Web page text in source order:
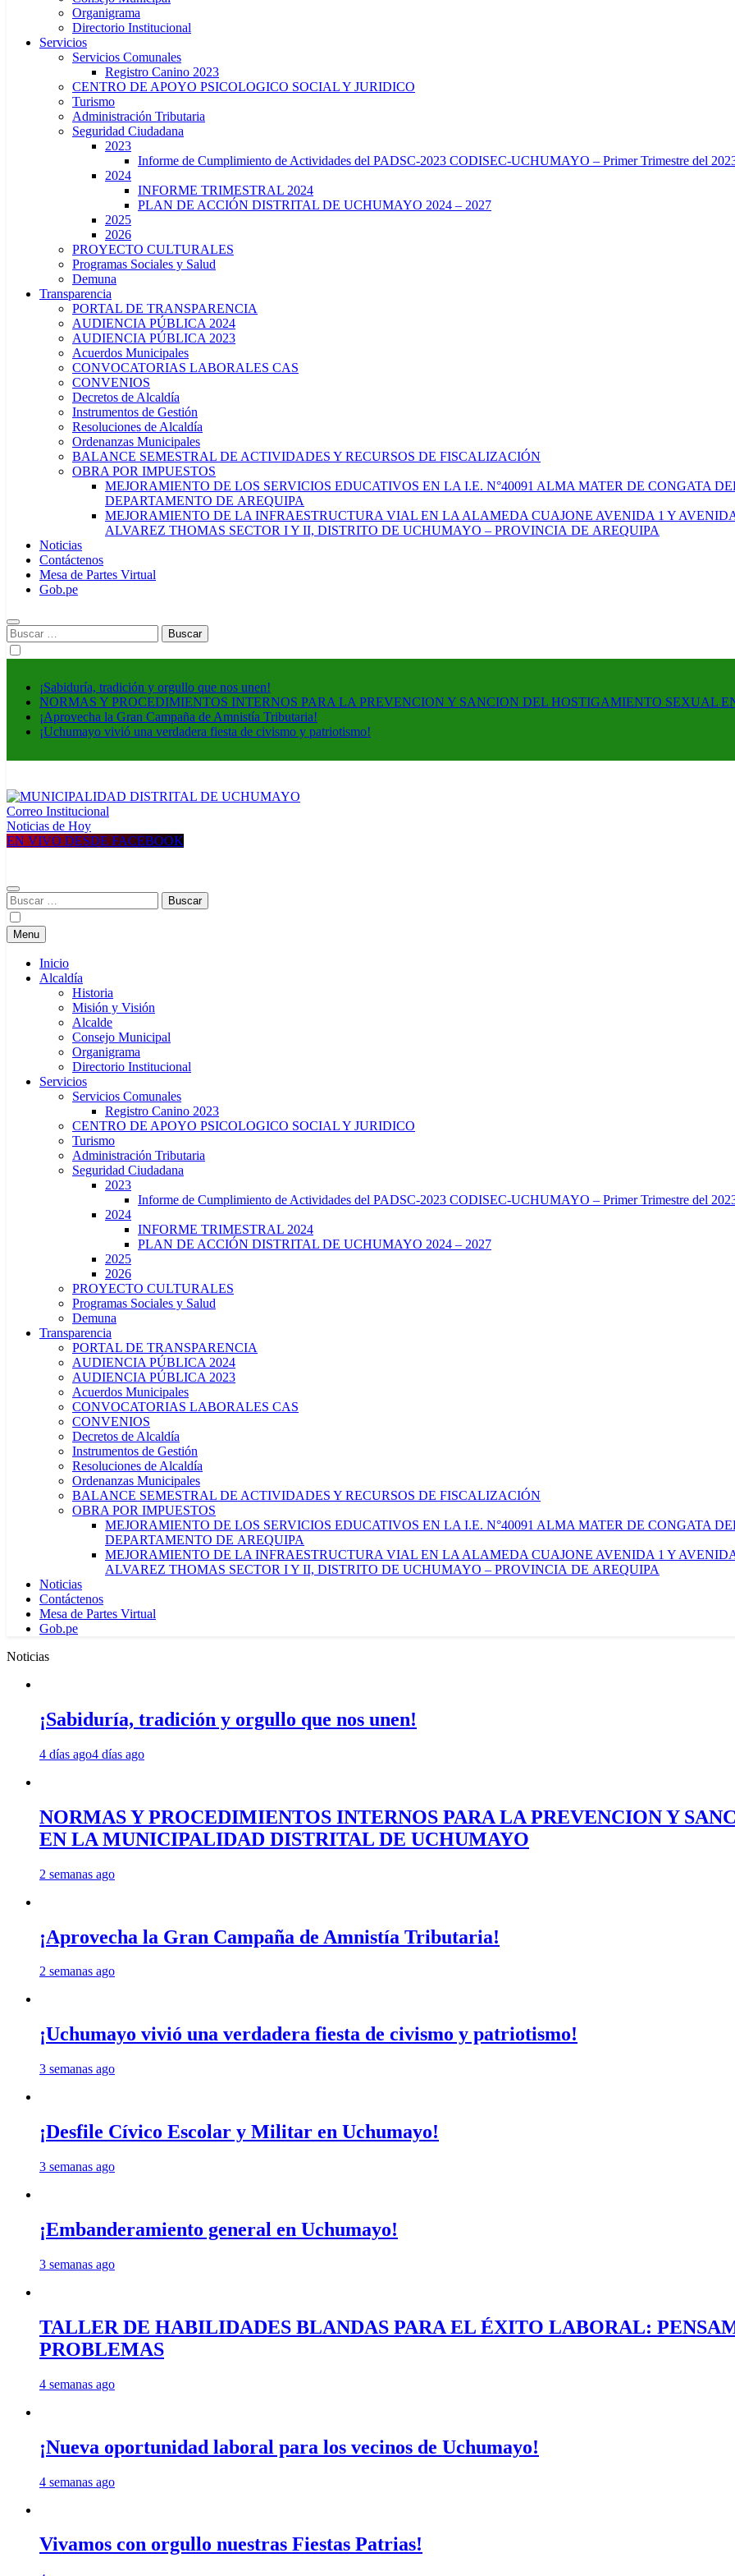
Organigrama
Directorio Institucional
Servicios
Servicios Comunales
Registro Canino 2023
CENTRO DE APOYO PSICOLOGICO SOCIAL Y JURIDICO
Turismo
Administración Tributaria
Seguridad Ciudadana
2023
Informe de Cumplimiento de Actividades del PADSC-2023 CODISEC-UCHUMAYO – Primer Trimestre del
2024
INFORME TRIMESTRAL 2024
PLAN DE ACCIÓN DISTRITAL DE UCHUMAYO 2024 – 2027
2025
2026
PROYECTO CULTURALES
Programas Sociales y Salud
Demuna
Transparencia
PORTAL DE TRANSPARENCIA
AUDIENCIA PÚBLICA 2024
AUDIENCIA PÚBLICA 2023
Acuerdos Municipales
CONVOCATORIAS LABORALES CAS
CONVENIOS
Decretos de Alcaldía
Instrumentos de Gestión
Resoluciones de Alcaldía
Ordenanzas Municipales
BALANCE SEMESTRAL DE ACTIVIDADES Y RECURSOS DE FISCALIZACIÓN
OBRA POR IMPUESTOS
MEJORAMIENTO DE LOS SERVICIOS EDUCATIVOS EN LA I.E. N°40091 ALMA MATER DE CONGATA
DEPARTAMENTO DE AREQUIPA
MEJORAMIENTO DE LA INFRAESTRUCTURA VIAL EN LA ALAMEDA CUAJONE AVENIDA 1 Y
ALVAREZ THOMAS SECTOR I Y II, DISTRITO DE UCHUMAYO – PROVINCIA DE AREQUIPA
Noticias
Contáctenos
Mesa de Partes Virtual
Gob.pe
Buscar:
¡Sabiduría, tradición y orgullo que nos unen!
NORMAS Y PROCEDIMIENTOS INTERNOS PARA LA PREVENCION Y SANCION DEL HOSTIGAMIENTO SEXUAL
¡Aprovecha la Gran Campaña de Amnistía Tributaria!
¡Uchumayo vivió una verdadera fiesta de civismo y patriotismo!
MUNICIPALIDAD DISTRITAL DE UCHUMAYO
Construyendo una nueva Historia
Correo Institucional
Noticias de Hoy
EN VIVO DESDE FACEBOOK
Buscar:
Menu
Inicio
Alcaldía
Historia
Misión y Visión
Alcalde
Consejo Municipal
Organigrama
Directorio Institucional
Servicios
Servicios Comunales
Registro Canino 2023
CENTRO DE APOYO PSICOLOGICO SOCIAL Y JURIDICO
Turismo
Administración Tributaria
Seguridad Ciudadana
2023
Informe de Cumplimiento de Actividades del PADSC-2023 CODISEC-UCHUMAYO – Primer Trimestre del
2024
INFORME TRIMESTRAL 2024
PLAN DE ACCIÓN DISTRITAL DE UCHUMAYO 2024 – 2027
2025
2026
PROYECTO CULTURALES
Programas Sociales y Salud
Demuna
Transparencia
PORTAL DE TRANSPARENCIA
AUDIENCIA PÚBLICA 2024
AUDIENCIA PÚBLICA 2023
Acuerdos Municipales
CONVOCATORIAS LABORALES CAS
CONVENIOS
Decretos de Alcaldía
Instrumentos de Gestión
Resoluciones de Alcaldía
Ordenanzas Municipales
BALANCE SEMESTRAL DE ACTIVIDADES Y RECURSOS DE FISCALIZACIÓN
OBRA POR IMPUESTOS
MEJORAMIENTO DE LOS SERVICIOS EDUCATIVOS EN LA I.E. N°40091 ALMA MATER DE CONGATA
DEPARTAMENTO DE AREQUIPA
MEJORAMIENTO DE LA INFRAESTRUCTURA VIAL EN LA ALAMEDA CUAJONE AVENIDA 1 Y
ALVAREZ THOMAS SECTOR I Y II, DISTRITO DE UCHUMAYO – PROVINCIA DE AREQUIPA
Noticias
Contáctenos
Mesa de Partes Virtual
Gob.pe
Noticias
¡Sabiduría, tradición y orgullo que nos unen!
4 días ago4 días ago
NORMAS Y PROCEDIMIENTOS INTERNOS PARA LA PREVENCION Y
EN LA MUNICIPALIDAD DISTRITAL DE UCHUMAYO
2 semanas ago
¡Aprovecha la Gran Campaña de Amnistía Tributaria!
2 semanas ago
¡Uchumayo vivió una verdadera fiesta de civismo y patriotismo!
3 semanas ago
¡Desfile Cívico Escolar y Militar en Uchumayo!
3 semanas ago
¡Embanderamiento general en Uchumayo!
3 semanas ago
TALLER DE HABILIDADES BLANDAS PARA EL ÉXITO LABORAL:
PROBLEMAS
4 semanas ago
¡Nueva oportunidad laboral para los vecinos de Uchumayo!
4 semanas ago
Vivamos con orgullo nuestras Fiestas Patrias!